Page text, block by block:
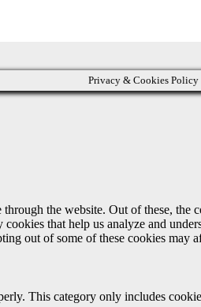
Privacy & Cookies Policy
the website. Out of these, the
that help us analyze and
out of some of these cookies may
This category only includes